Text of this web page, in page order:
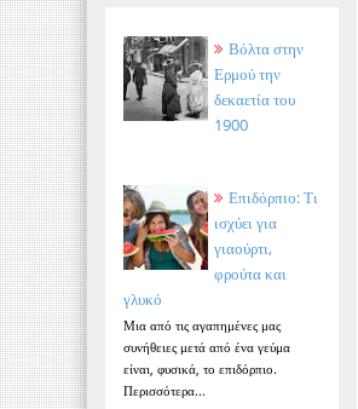
Βόλτα στην
Ερμού την
δεκαετία του
1900
Επιδόρπιο: Τι
ισχύει για
γιαούρτι,
φρούτα και
γλυκό
Μια από τις αγαπημένες μας
συνήθειες μετά από ένα γεύμα
είναι, φυσικά, το επιδόρπιο.
Περισσότερα...